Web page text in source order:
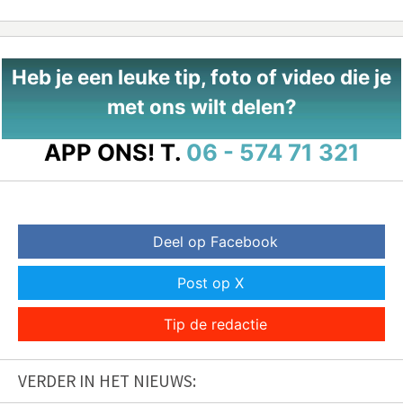
Heb je een leuke tip, foto of video die je
met ons wilt delen?
APP ONS! T. 06 - 574 71 321
Deel op Facebook
Post op X
Tip de redactie
VERDER IN HET NIEUWS: